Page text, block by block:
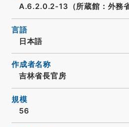
A.6.2.0.2-13（所蔵館：外務省
言語
日本語
作成者名称
吉林省長官房
規模
56